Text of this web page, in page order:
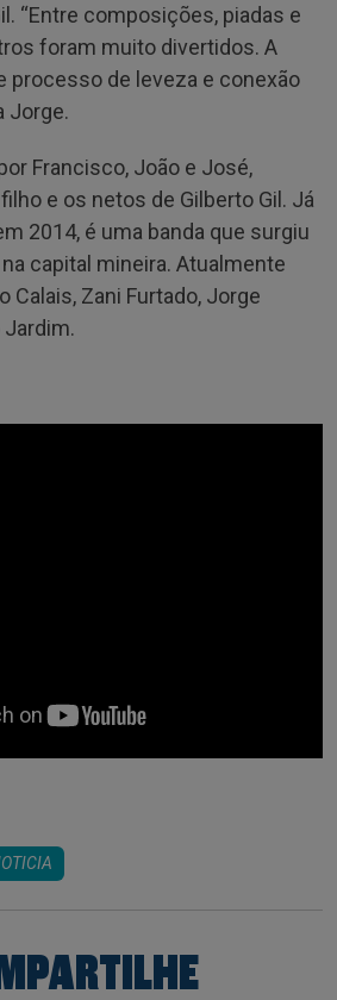
“Entre composições, piadas e
foram muito divertidos. A
processo de leveza e conexão
Jorge.
Francisco, João e José,
e os netos de Gilberto Gil. Já
2014, é uma banda que surgiu
capital mineira. Atualmente
Calais, Zani Furtado, Jorge